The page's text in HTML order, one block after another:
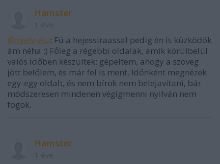
Hamster
@nyelv-ész: Fú a hejessiraassal pedig én is küzködök
ám néha :) Főleg a régebbi oldalak, amik körülbelül
valós időben készültek: gépeltem, ahogy a szöveg
jött belőlem, és már fel is ment. Időnként megnézek
egy-egy oldalt, és nem bírok nem belejavítani, bár
módszeresen mindenen végigmenni nyilván nem
fogok.
Hamster